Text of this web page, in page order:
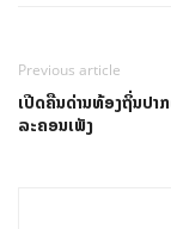
Previous article
ເປີດຄືນດ່ານທ້ອງຖິ່ນປາ
ລະຄອນເພັງ